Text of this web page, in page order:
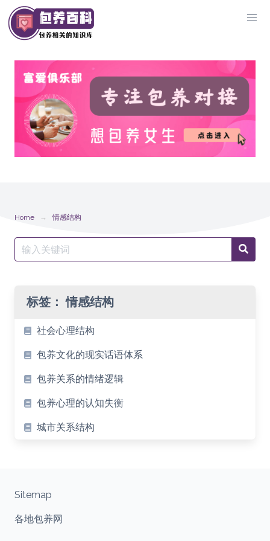
Skip
to
content
Home 情感结构
Search
for:
标签：情感结构
社会心理结构
包养文化的现实话语体系
包养关系的情绪逻辑
包养心理的认知失衡
城市关系结构
Sitemap
各地包养网